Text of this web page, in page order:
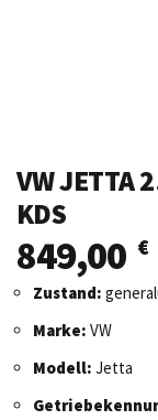
VW JETTA
KDS
849,00 €
Zustand:
Marke: VW
Modell: Jetta